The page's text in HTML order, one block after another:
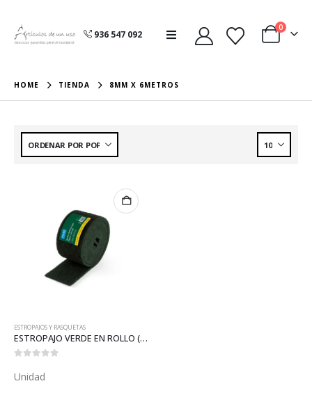
936 547 092
0
HOME TIENDA 8MM X 6METROS
ESTROPAJOS Y RASQUETAS
ESTROPAJO VERDE EN ROLLO (C032)
Unidad